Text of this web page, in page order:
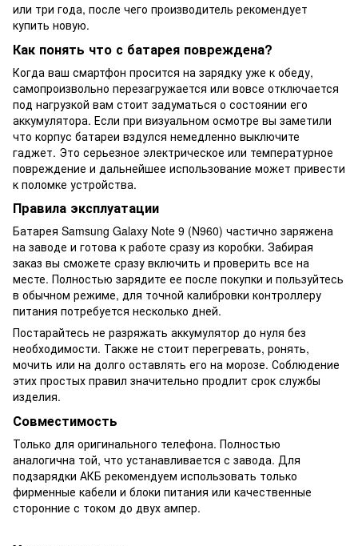
или три года, после чего производитель рекомендует
купить новую.
Как понять что с батарея повреждена?
Когда ваш смартфон просится на зарядку уже к обеду,
самопроизвольно перезагружается или вовсе отключается
под нагрузкой вам стоит задуматься о состоянии его
аккумулятора. Если при визуальном осмотре вы заметили
что корпус батареи вздулся немедленно выключите
гаджет. Это серьезное электрическое или температурное
повреждение и дальнейшее использование может привести
к поломке устройства.
Правила эксплуатации
Батарея Samsung Galaxy Note 9 (N960) частично заряжена
на заводе и готова к работе сразу из коробки. Забирая
заказ вы сможете сразу включить и проверить все на
месте. Полностью зарядите ее после покупки и пользуйтесь
в обычном режиме, для точной калибровки контроллеру
питания потребуется несколько дней.
Постарайтесь не разряжать аккумулятор до нуля без
необходимости. Также не стоит перегревать, ронять,
мочить или на долго оставлять его на морозе. Соблюдение
этих простых правил значительно продлит срок службы
изделия.
Совместимость
Только для оригинального телефона. Полностью
аналогична той, что устанавливается с завода. Для
подзарядки АКБ рекомендуем использовать только
фирменные кабели и блоки питания или качественные
сторонние с током до двух ампер.